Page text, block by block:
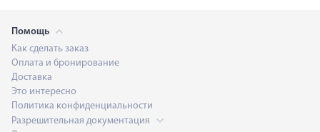
Помощь
Как сделать заказ
Оплата и бронирование
Доставка
Это интересно
Политика конфиденциальности
Разрешительная документация